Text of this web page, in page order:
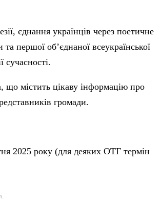
єднання українців через поетичне
першої об’єднаної всеукраїнської
сучасності.
містить цікаву інформацію про
громади.
2025 року (для деяких ОТГ термін